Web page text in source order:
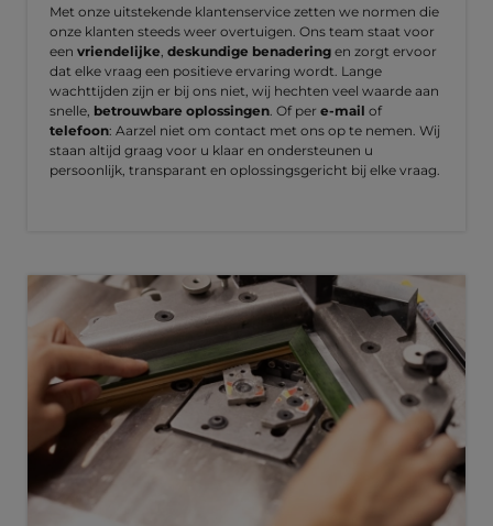
Met onze uitstekende klantenservice zetten we normen die
onze klanten steeds weer overtuigen. Ons team staat voor
een vriendelijke, deskundige benadering en zorgt ervoor
dat elke vraag een positieve ervaring wordt. Lange
wachttijden zijn er bij ons niet, wij hechten veel waarde aan
snelle, betrouwbare oplossingen. Of per e-mail of
telefoon: Aarzel niet om contact met ons op te nemen. Wij
staan altijd graag voor u klaar en ondersteunen u
persoonlijk, transparant en oplossingsgericht bij elke vraag.